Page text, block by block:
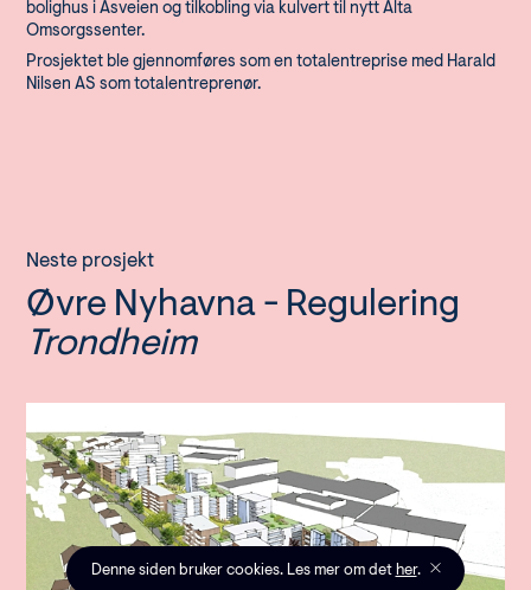
bolighus i Åsveien og tilkobling via kulvert til nytt Alta
Omsorgssenter.
Prosjektet ble gjennomføres som en totalentreprise med Harald
Nilsen AS som totalentreprenør.
Neste prosjekt
Øvre Nyhavna - Regulering
Trondheim
Denne siden bruker cookies. Les mer om det her.